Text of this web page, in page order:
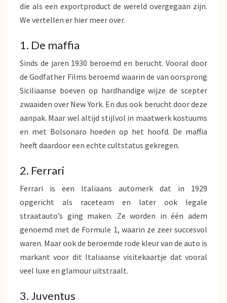
die als een exportproduct de wereld overgegaan zijn.
We vertellen er hier meer over.
1. De maffia
Sinds de jaren 1930 beroemd en berucht. Vooral door
de Godfather Films beroemd waarin de van oorsprong
Siciliaanse boeven op hardhandige wijze de scepter
zwaaiden over New York. En dus ook berucht door deze
aanpak. Maar wel altijd stijlvol in maatwerk kostuums
en met Bolsonaro hoeden op het hoofd. De maffia
heeft daardoor een echte cultstatus gekregen.
2. Ferrari
Ferrari is een Italiaans automerk dat in 1929
opgericht als raceteam en later ook legale
straatauto’s ging maken. Ze worden in één adem
genoemd met de Formule 1, waarin ze zeer succesvol
waren. Maar ook de beroemde rode kleur van de auto is
markant voor dit Italiaanse visitekaartje dat vooral
veel luxe en glamour uitstraalt.
3. Juventus